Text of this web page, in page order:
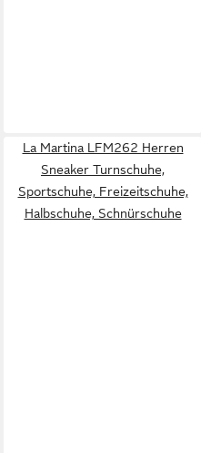
La Martina LFM262 Herren
Sneaker Turnschuhe,
Sportschuhe, Freizeitschuhe,
Halbschuhe, Schnürschuhe